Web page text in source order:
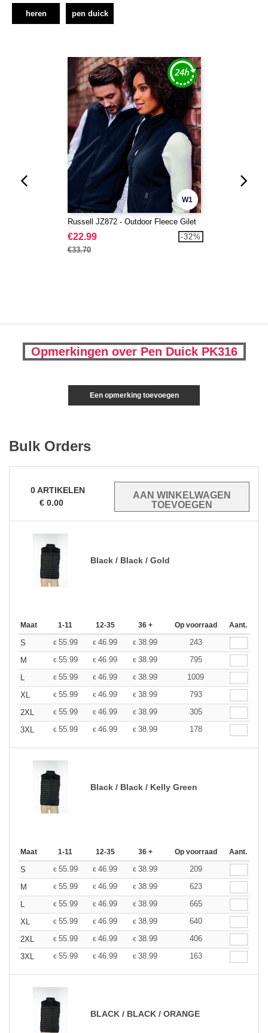
heren pen duick
W1
Russell JZ872 - Outdoor Fleece Gilet
€22.99
€33.70
-32%
Opmerkingen over Pen Duick PK316
Een opmerking toevoegen
Bulk Orders
0ARTIKELEN
€ 0.00
Black / Black / Gold
Maat 1-11 12-35 36 + Op voorraad Aant.
S € 55.99 € 46.99 € 38.99
243
M
€ 55.99 € 46.99 € 38.99
795
L
€ 55.99 € 46.99 € 38.99
1009
XL
€ 55.99 € 46.99 € 38.99
793
2XL
€ 55.99 € 46.99 € 38.99
305
3XL
€ 55.99 € 46.99 € 38.99 178
Black / Black / Kelly Green
Maat 1-11 12-35 36 + Op voorraad Aant.
S € 55.99 € 46.99 € 38.99
209
M
€ 55.99 € 46.99 € 38.99
623
L
€ 55.99 € 46.99 € 38.99
665
XL
€ 55.99 € 46.99 € 38.99
640
2XL
€ 55.99 € 46.99 € 38.99
406
3XL
€ 55.99 € 46.99 € 38.99 163
BLACK / BLACK / ORANGE